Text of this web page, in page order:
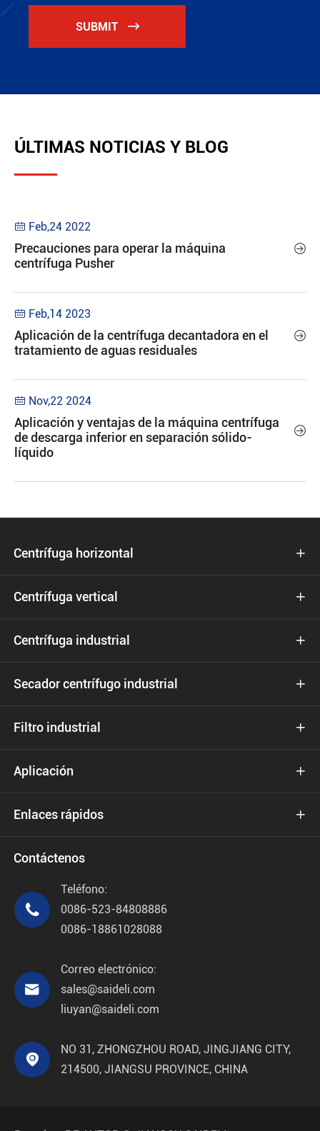
SUBMIT 
ÚLTIMAS NOTICIAS Y BLOG
 Feb,24 2022
Precauciones para operar la máquina
centrífuga Pusher

 Feb,14 2023
Aplicación de la centrífuga decantadora en el
tratamiento de aguas residuales

 Nov,22 2024
Aplicación y ventajas de la máquina centrífuga
de descarga inferior en separación sólido-
líquido

Centrífuga horizontal 
Centrífuga vertical 
Centrífuga industrial 
Secador centrífugo industrial 
Filtro industrial 
Aplicación 
Enlaces rápidos 
Contáctenos

Teléfono:
0086-523-84808886
0086-18861028088

Correo electrónico:
sales@saideli.com
liuyan@saideli.com

NO 31, ZHONGZHOU ROAD, JINGJIANG CITY,
214500, JIANGSU PROVINCE, CHINA